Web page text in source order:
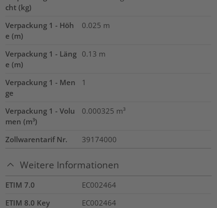
cht (kg)
Verpackung 1 - Höh
e (m)
0.025 m
Verpackung 1 - Läng
e (m)
0.13 m
Verpackung 1 - Men
ge
1
Verpackung 1 - Volu
men (m³)
0.000325 m³
Zollwarentarif Nr. 39174000
Weitere Informationen
ETIM 7.0
EC002464
ETIM 8.0 Key
EC002464